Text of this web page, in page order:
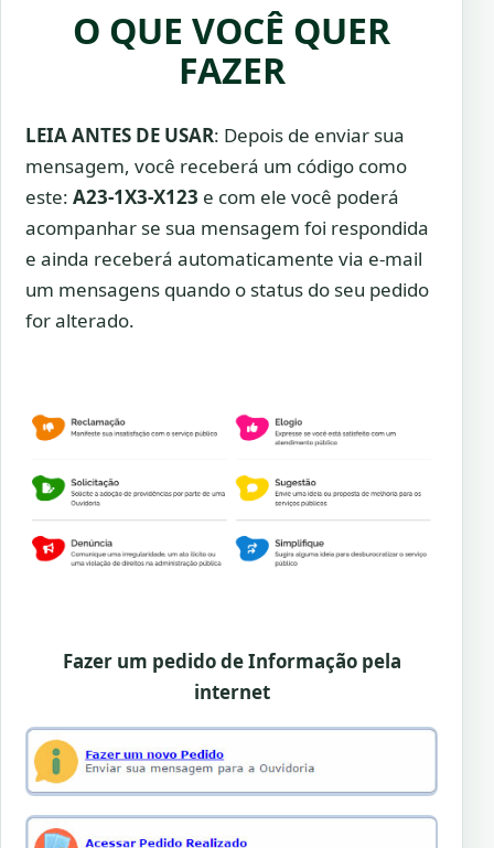
O QUE VOCÊ QUER
FAZER
LEIA ANTES DE USAR: Depois de enviar sua
mensagem, você receberá um código como
este: A23-1X3-X123 e com ele você poderá
acompanhar se sua mensagem foi respondida
e ainda receberá automaticamente via e-mail
um mensagens quando o status do seu pedido
for alterado.
Fazer um pedido de Informação pela
internet